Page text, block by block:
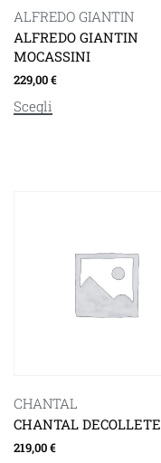
ALFREDO GIANTIN
ALFREDO GIANTIN
MOCASSINI
229,00€
Scegli
CHANTAL
CHANTAL DECOLLETE
219,00€